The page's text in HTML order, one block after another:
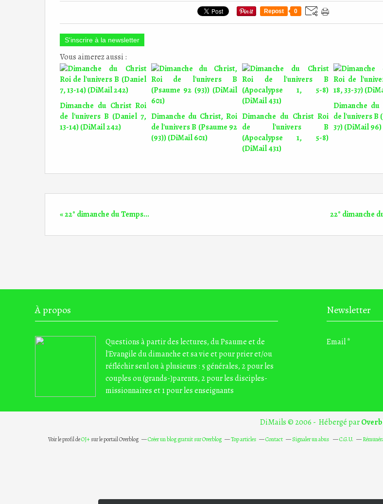
Repost 0
S'inscrire à la newsletter
Vous aimerez aussi :
Dimanche du Christ Roi
de l'univers B (Daniel 7,
13-14) (DiMail 242)
Dimanche du Christ, Roi
de l'univers B (Psaume 92
(93)) (DiMail 601)
Dimanche du Christ Roi
de l'univers B
(Apocalypse 1, 5-8)
(DiMail 431)
Dimanche
de l'univers B
37) (DiMail 96)
« 22° dimanche du Temps... 22° dimanche
À propos
Questions à partir des lectures, du Psaume et de
l'Evangile du dimanche et sa vie et pour prier et/ou
réfléchir seul ou à plusieurs : 5 générales, 2 pour les
couples ou (grands-)parents, 2 pour les disciples-
missionnaires et 1 pour les enseignants
Newsletter
Email
DiMails © 2006 - Hébergé par
Voir le profil deOJ+sur le portail Overblog Créer un blog gratuit sur Overblog Top articles Contact Signaler un abus C.G.U.